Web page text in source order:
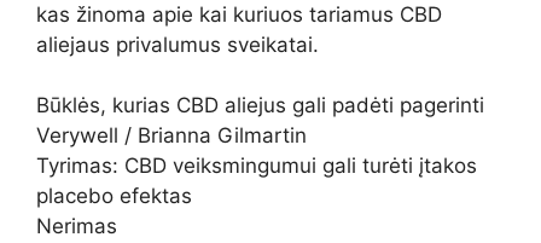
kas žinoma apie kai kuriuos tariamus CBD
aliejaus privalumus sveikatai.
Būklės, kurias CBD aliejus gali padėti pagerinti
Verywell / Brianna Gilmartin
Tyrimas: CBD veiksmingumui gali turėti įtakos
placebo efektas
Nerimas